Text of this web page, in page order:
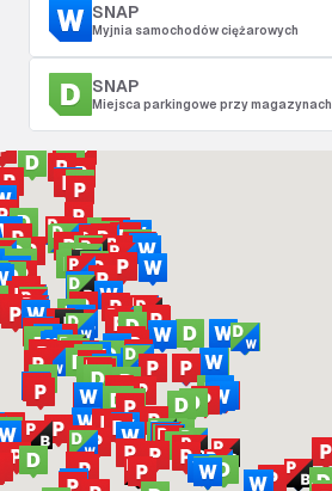
SNAP
Myjnia samochodów ciężarowych
SNAP
Miejsca parkingowe przy magazynach